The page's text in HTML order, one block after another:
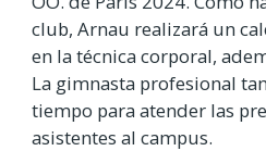
club, Arnau realizará un
en la técnica corporal,
La gimnasta profesional
tiempo para atender las
asistentes al campus.